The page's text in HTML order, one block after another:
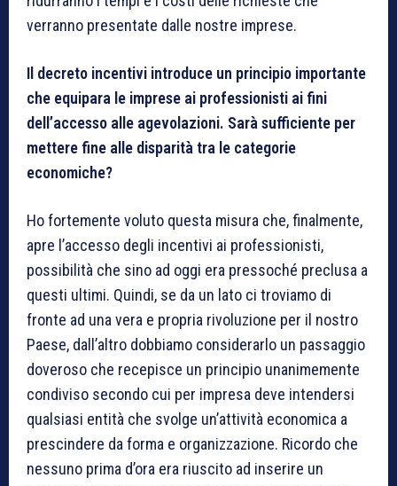
verranno presentate dalle nostre imprese.
Il decreto incentivi introduce un principio importante
che equipara le imprese ai professionisti ai fini
dell’accesso alle agevolazioni. Sarà sufficiente per
metterefine alle disparità tra le categorie
economiche?
Ho fortemente voluto questa misura che, finalmente,
apre l’accesso degli incentivi ai professionisti,
possibilità che sino ad oggi era pressoché preclusa a
questi ultimi. Quindi, se da un lato ci troviamo di
fronte ad una vera e propria rivoluzione per il nostro
Paese, dall’altro dobbiamo considerarlo un passaggio
doveroso che recepisce un principio unanimemente
condiviso secondo cui per impresa deve intendersi
qualsiasi entità che svolge un’attività economica a
prescindere da forma e organizzazione. Ricordo che
nessuno prima d’ora era riuscito ad inserire un